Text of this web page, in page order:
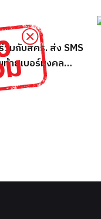
มกับสคร. ส่ง SMS
ท้ายเบอร์มงคล
ล